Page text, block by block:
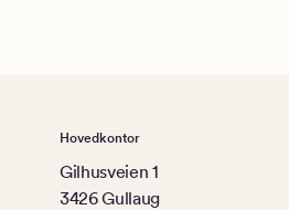
Hovedkontor
Gilhusveien 1
3426 Gullaug